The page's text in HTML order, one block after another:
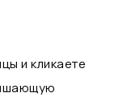
и кликаете